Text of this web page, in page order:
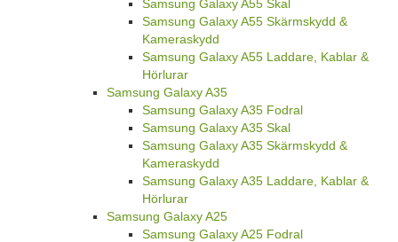
Samsung Galaxy A55 Skal
Samsung Galaxy A55 Skärmskydd &
Kameraskydd
Samsung Galaxy A55 Laddare, Kablar &
Hörlurar
Samsung Galaxy A35
Samsung Galaxy A35 Fodral
Samsung Galaxy A35 Skal
Samsung Galaxy A35 Skärmskydd &
Kameraskydd
Samsung Galaxy A35 Laddare, Kablar &
Hörlurar
Samsung Galaxy A25
Samsung Galaxy A25 Fodral